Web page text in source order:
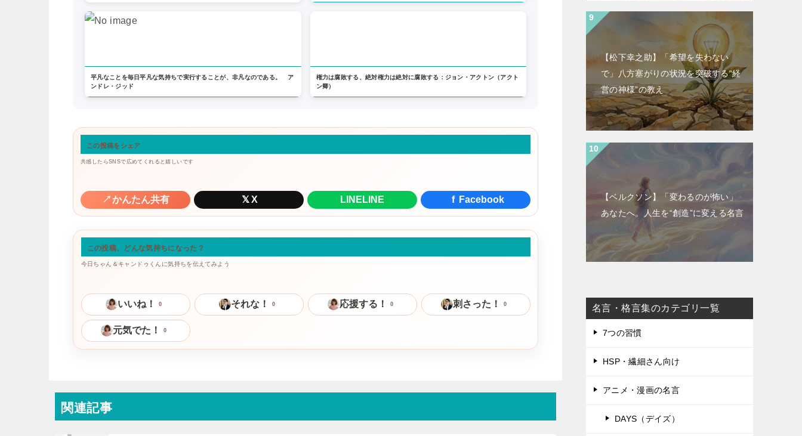
平凡なことを毎日平凡な気持ちで実行することが、非凡なのである。 ア
ンドレ・ジッド
権力は腐敗する、絶対権力は絶対に腐敗する：ジョン・アクトン（アクト
ン卿）
この投稿をシェア
共感したらSNSで広めてくれると嬉しいです
↗ かんたん共有 𝕏 X LINE LINE f Facebook
この投稿、どんな気持ちになった？
今日ちゃん＆キャンドゥくんに気持ちを伝えてみよう
いいね！ 0 それな！ 0 応援する！ 0 刺さった！ 0
元気でた！ 0
関連記事
【松下幸之助】「希望を失わない
で」八方塞がりの状況を突破する“経
営の神様”の教え
【ベルクソン】「変わるのが怖い」
あなたへ。人生を“創造”に変える名言
名言・格言集のカテゴリ一覧
7つの習慣
HSP・繊細さん向け
アニメ・漫画の名言
DAYS（デイズ）